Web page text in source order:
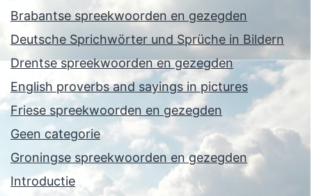
Brabantse spreekwoorden en gezegden
Deutsche Sprichwörter und Sprüche in Bildern
Drentse spreekwoorden en gezegden
English proverbs and sayings in pictures
Friese spreekwoorden en gezegden
Geen categorie
Groningse spreekwoorden en gezegden
Introductie